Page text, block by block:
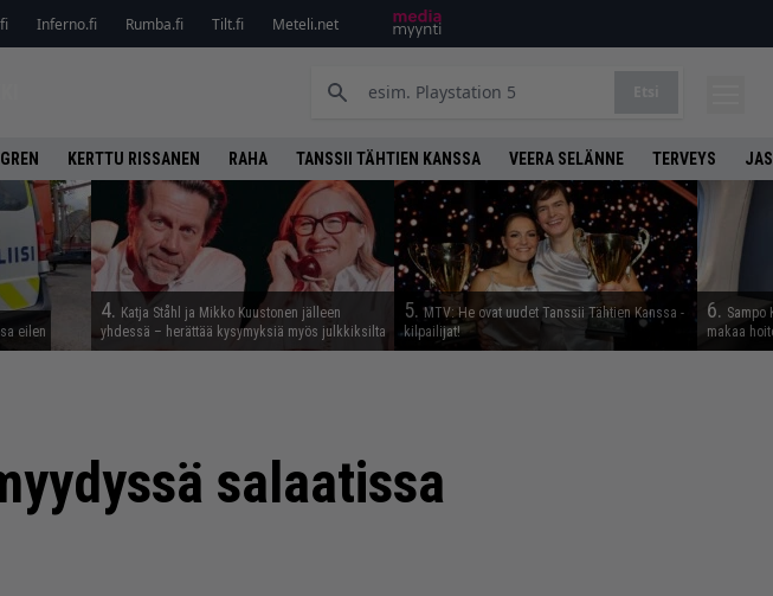
Inferno.fi Rumba.fi Tilt.fi Meteli.net
KERTTU RISSANEN RAHA TANSSII TÄHTIEN KANSSA VEERA SELÄNNE TERVEYS
eilen
4. Katja Ståhl ja Mikko Kuustonen jälleen
yhdessä – herättää kysymyksiä myös julkkiksilta
5.MTV: He ovat uudet Tanssii Tähtien Kanssa -
kilpailijat!
6. Sampo
makaa
salaatissa